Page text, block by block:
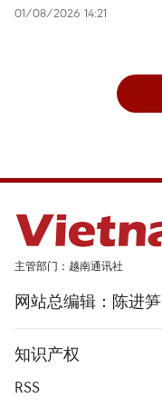
01/08/2026 14:21
主管部门：越南通讯社
网站总编辑：陈进笋
知识产权
RSS